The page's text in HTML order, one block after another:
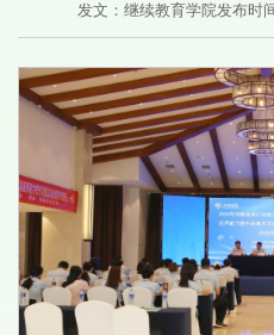
发文：继续教育学院发布时